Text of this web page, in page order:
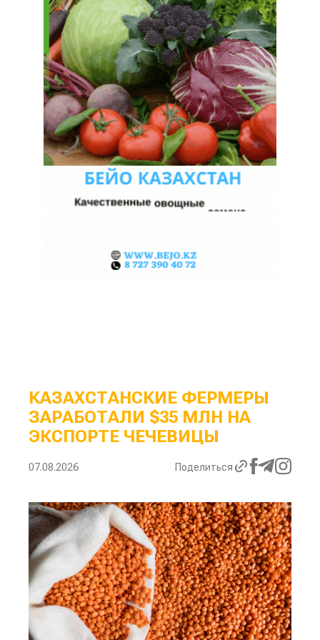
КАЗАХСТАНСКИЕ ФЕРМЕРЫ
ЗАРАБОТАЛИ $35 МЛН НА
ЭКСПОРТЕ ЧЕЧЕВИЦЫ
07.08.2026 Поделиться